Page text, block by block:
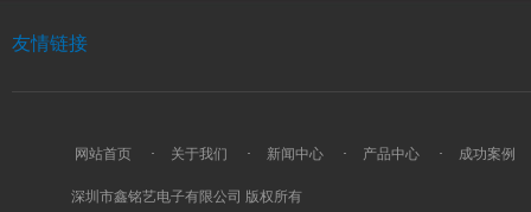
友情链接
网站首页 · 关于我们 · 新闻中心 · 产品中心 · 成功案例
深圳市鑫铭艺电子有限公司 版权所有